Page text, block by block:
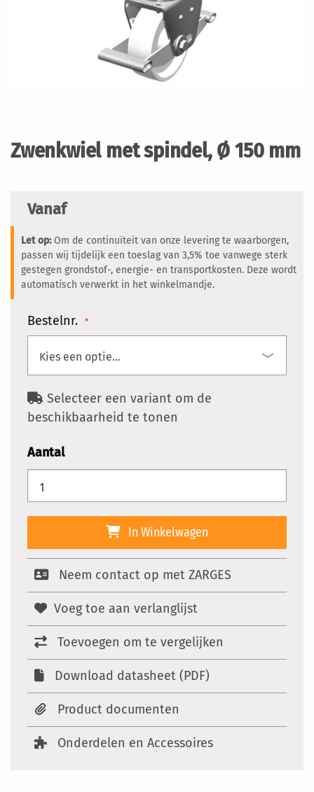
Zwenkwiel met spindel, Ø 150 mm
Vanaf
Let op:Om de continuïteit van onze levering te waarborgen,
passen wij tijdelijk een toeslag van 3,5% toe vanwege sterk
gestegen grondstof-, energie- en transportkosten. Deze wordt
automatisch verwerkt in het winkelmandje.
Bestelnr.
Selecteer een variant om de
beschikbaarheid te tonen
Aantal
In Winkelwagen
Neem contact op met ZARGES
Voeg toe aan verlanglijst
Toevoegen om te vergelijken
Download datasheet (PDF)
Product documenten
Onderdelen en Accessoires
begin
afbeeldingen-
gallerij